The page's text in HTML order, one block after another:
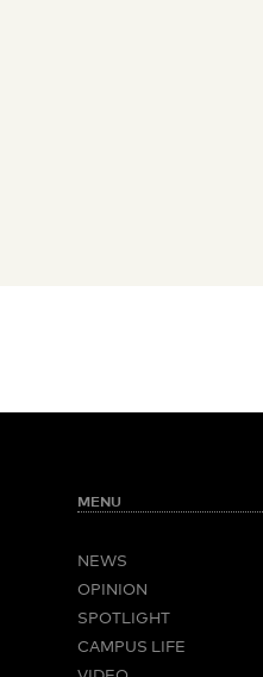
MENU
NEWS
OPINION
SPOTLIGHT
CAMPUS LIFE